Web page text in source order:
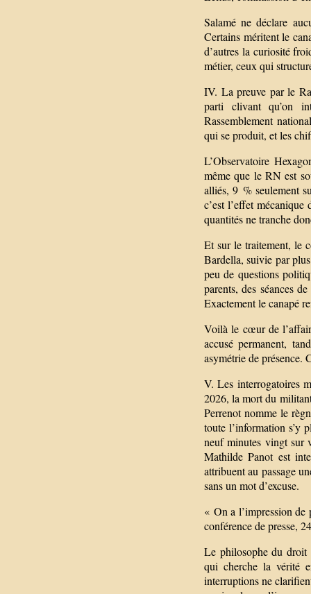
Salamé ne déclare
Certains méritent le
d’autres la curiosité
métier, ceux qui
IV. La preuve par le
parti clivant qu’on
Rassemblement
qui se produit, et les
L’Observatoire
même que le RN est
alliés, 9 % seulement
c’est l’effet
quantités ne tranche
Et sur le traitement, le
Bardella, suivie par
peu de questions
parents, des séances
Exactement le canapé
Voilà le cœur de
accusé permanent,
asymétrie de présence.
V. Les interrogatoires
2026, la mort du
Perrenot nomme le
toute l’information s’y
neuf minutes vingt sur
Mathilde Panot est
attribuent au passage
sans un mot d’excuse.
« On a l’impression de
conférence de presse,
Le philosophe du droit
qui cherche la vérité
interruptions ne